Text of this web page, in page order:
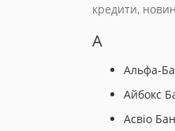
кредити,
А
Альфа-
Айбокс
Асвіо